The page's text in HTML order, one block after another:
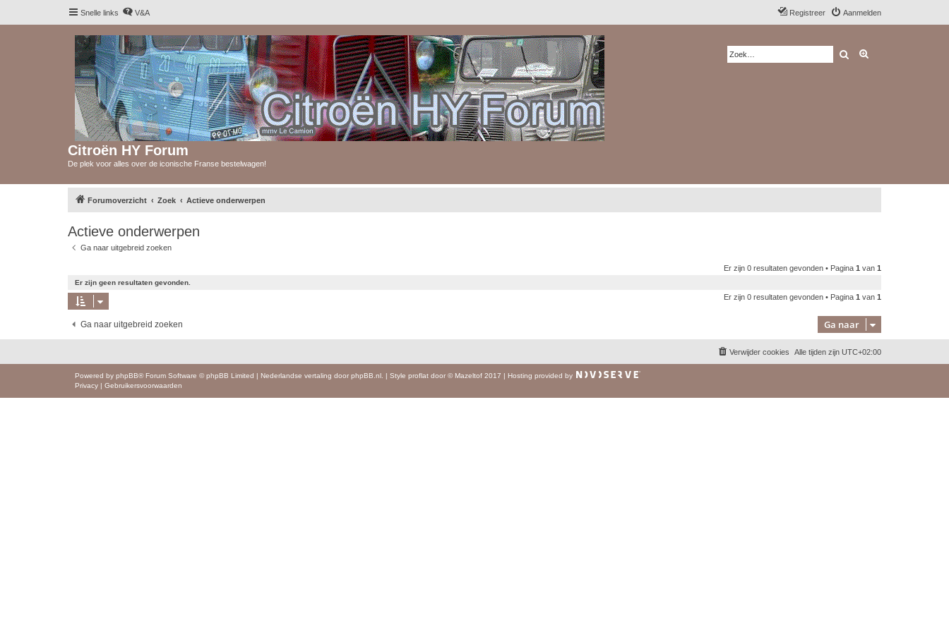
Snelle links V&A Aanmelden
Registreer
Citroën HY Forum
De plek voor alles over de iconische Franse bestelwagen!
Zoek
Forumoverzicht Zoek Actieve onderwerpen
Actieve onderwerpen
Ga naar uitgebreid zoeken
Er zijn 0 resultaten gevonden • Pagina 1 van 1
Er zijn geen resultaten gevonden.
Er zijn 0 resultaten gevonden • Pagina 1 van 1
Ga naar uitgebreid zoeken Ga naar
Alle tijden zijn UTC+02:00
Verwijder cookies
Powered by phpBB® Forum Software © phpBB Limited | Nederlandse vertaling door phpBB.nl | Style proflat door © Mazeltof 2017 | Hosting provided by
Privacy
Gebruikersvoorwaarden